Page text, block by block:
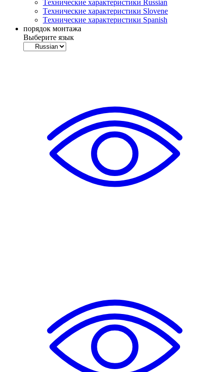
Tехнические характеристики Russian
Tехнические характеристики Slovene
Tехнические характеристики Spanish
порядок монтажа
Выберите язык